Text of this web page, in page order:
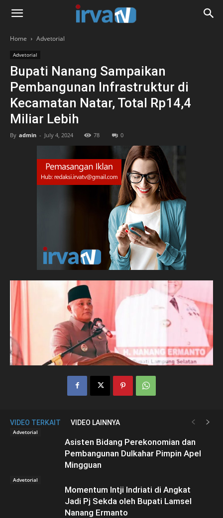
Home Advetorial
Advetorial
Bupati Nanang Sampaikan
Pembangunan Infrastruktur di
Kecamatan Natar, Total Rp14,4
Miliar Lebih
By admin - July 4, 2024 78 0
VIDEO TERKAIT VIDEO LAINNYA
Advetorial
Asisten Bidang Perekonomian dan
Pembangunan Dulkahar Pimpin Apel
Mingguan
Advetorial
Momentum Intji Indriati di Angkat
Jadi Pj Sekda oleh Bupati Lamsel
Nanang Ermanto